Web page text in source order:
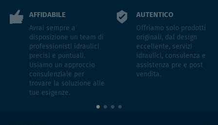
AFFIDABILE
Avrai sempre a
disposizione un team di
professionisti idraulici
precisi e puntuali.
Usiamo un approccio
consulenziale per
trovare la soluzione alle
tue esigenze.
AUTENTICO
Offriamo solo prodotti
originali, dal design
eccellente, servizi
idraulici, consulenza e
assistenza pre e post
vendita.